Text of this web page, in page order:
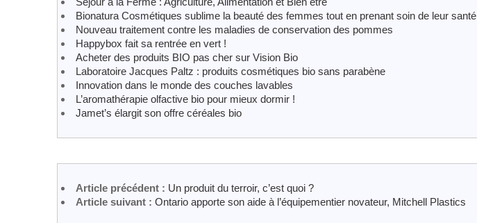
Bionatura Cosmétiques sublime la beauté des femmes tout en prenant soin de leur santé
Nouveau traitement contre les maladies de conservation des pommes
Happybox fait sa rentrée en vert !
Acheter des produits BIO pas cher sur Vision Bio
Laboratoire Jacques Paltz : produits cosmétiques bio sans parabène
Innovation dans le monde des couches lavables
L’aromathérapie olfactive bio pour mieux dormir !
Jamet’s élargit son offre céréales bio
Article précédent : Un produit du terroir, c’est quoi ?
Article suivant : Ontario apporte son aide à l’équipementier novateur, Mitchell Plastics